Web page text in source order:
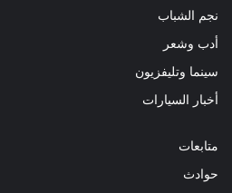
نجم الشباب
أدب وشعر
سينما وتليفزيون
أخبار السيارات
متابعات
حوادث